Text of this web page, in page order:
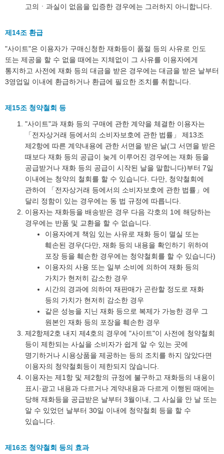
고의ㆍ과실이 없음을 입증한 경우에는 그러하지 아니합니다.
제14조 환급
"사이트"은 이용자가 구매신청한 재화등이 품절 등의 사유로 인도
또는 제공을 할 수 없을 때에는 지체없이 그 사유를 이용자에게
통지하고 사전에 재화 등의 대금을 받은 경우에는 대금을 받은 날부터
3영업일 이내에 환급하거나 환급에 필요한 조치를 취합니다.
제15조 청약철회 등
"사이트"과 재화 등의 구매에 관한 계약을 체결한 이용자는
「전자상거래 등에서의 소비자보호에 관한 법률」 제13조
제2항에 따른 계약내용에 관한 서면을 받은 날(그 서면을 받은
때보다 재화 등의 공급이 늦게 이루어진 경우에는 재화 등을
공급받거나 재화 등의 공급이 시작된 날을 말합니다)부터 7일
이내에는 청약의 철회를 할 수 있습니다. 다만, 청약철회에
관하여 「전자상거래 등에서의 소비자보호에 관한 법률」에
달리 정함이 있는 경우에는 동 법 규정에 따릅니다.
이용자는 재화등을 배송받은 경우 다음 각호의 1에 해당하는
경우에는 반품 및 교환을 할 수 없습니다.
이용자에게 책임 있는 사유로 재화 등이 멸실 또는
훼손된 경우(다만, 재화 등의 내용을 확인하기 위하여
포장 등을 훼손한 경우에는 청약철회를 할 수 있습니다)
이용자의 사용 또는 일부 소비에 의하여 재화 등의
가치가 현저히 감소한 경우
시간의 경과에 의하여 재판매가 곤란할 정도로 재화
등의 가치가 현저히 감소한 경우
같은 성능을 지닌 재화 등으로 복제가 가능한 경우 그
원본인 재화 등의 포장을 훼손한 경우
제2항제2호 내지 제4호의 경우에 "사이트"이 사전에 청약철회
등이 제한되는 사실을 소비자가 쉽게 알 수 있는 곳에
명기하거나 시용상품을 제공하는 등의 조치를 하지 않았다면
이용자의 청약철회등이 제한되지 않습니다.
이용자는 제1항 및 제2항의 규정에 불구하고 재화등의 내용이
표시·광고 내용과 다르거나 계약내용과 다르게 이행된 때에는
당해 재화등을 공급받은 날부터 3월이내, 그 사실을 안 날 또는
알 수 있었던 날부터 30일 이내에 청약철회 등을 할 수
있습니다.
제16조 청약철회 등의 효과